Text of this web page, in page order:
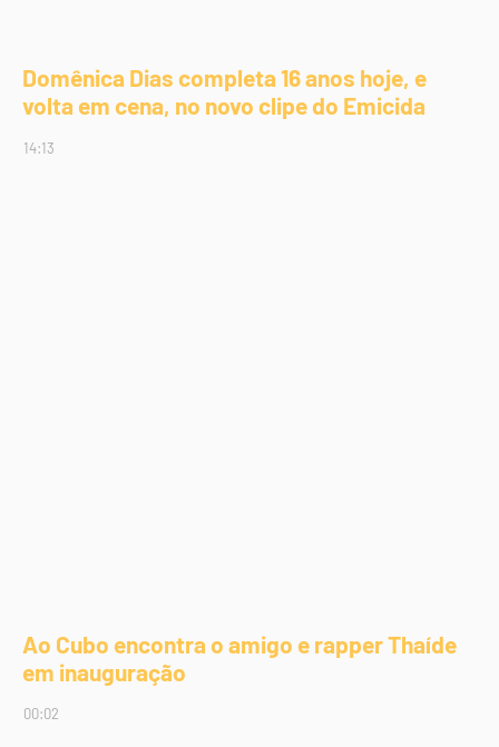
Domênica Dias completa 16 anos hoje, e
volta em cena, no novo clipe do Emicida
14:13
Ao Cubo encontra o amigo e rapper Thaíde
em inauguração
00:02